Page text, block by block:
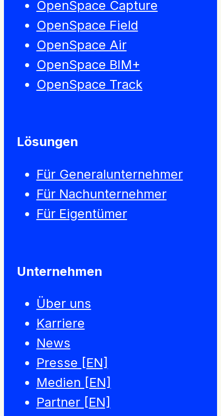
OpenSpace Capture
OpenSpace Field
OpenSpace Air
OpenSpace BIM+
OpenSpace Track
Lösungen
Für Generalunternehmer
Für Nachunternehmer
Für Eigentümer
Unternehmen
Über uns
Karriere
News
Presse [EN]
Medien [EN]
Partner [EN]